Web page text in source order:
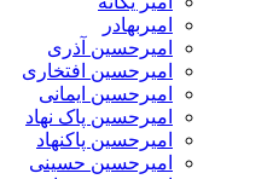
امیربهادر
امیرحسین آذری
امیرحسین افتخاری
امیرحسین ایمانی
امیرحسین پاک نهاد
امیرحسین پاکنهاد
امیرحسین حسینی